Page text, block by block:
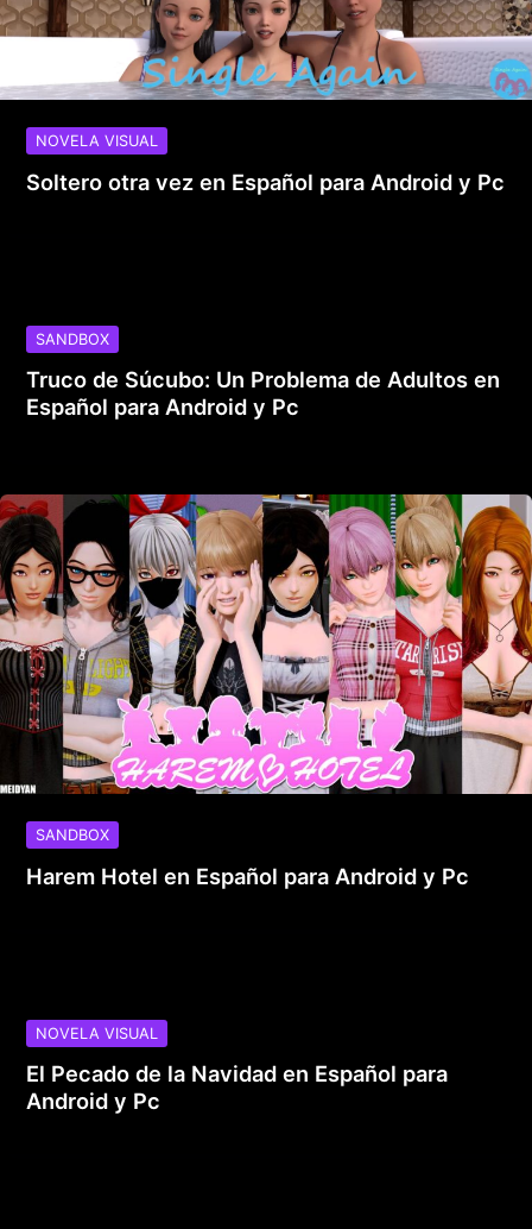
NOVELA VISUAL
Soltero otra vez en Español para Android y Pc
SANDBOX
Truco de Súcubo: Un Problema de Adultos en
Español para Android y Pc
SANDBOX
Harem Hotel en Español para Android y Pc
NOVELA VISUAL
El Pecado de la Navidad en Español para
Android y Pc